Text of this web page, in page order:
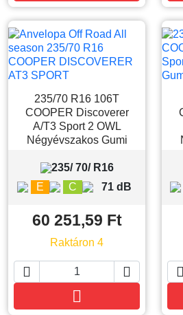
235/70 R16 106T
COOPER Discoverer
A/T3 Sport 2 OWL
Négyévszakos Gumi
235/ 70/ R16
E
C 71 dB
60 251,59 Ft
Raktáron 4
 

